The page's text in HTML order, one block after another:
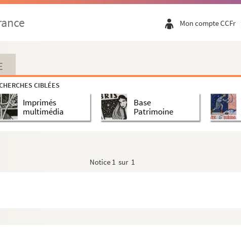
Mon compte CCFr
CIBLÉES
Imprimés
multimédia
Base
Patrimoine
Notice 1 sur 1